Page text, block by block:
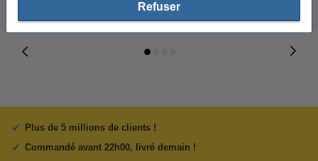
Refuser
Plus de 5 millions de clients !
Commandé avant 22h00, livré demain !